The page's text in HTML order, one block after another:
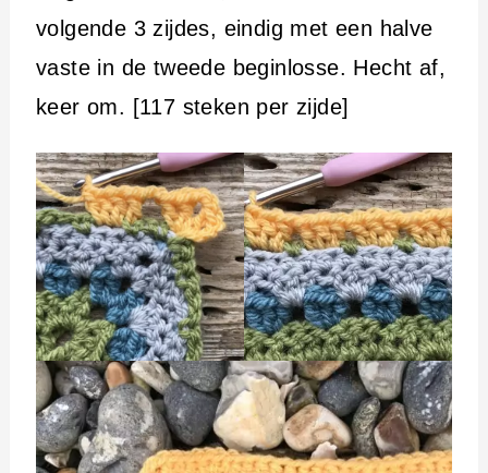
volgende 3 zijdes, eindig met een halve
vaste in de tweede beginlosse. Hecht af,
keer om. [117 steken per zijde]